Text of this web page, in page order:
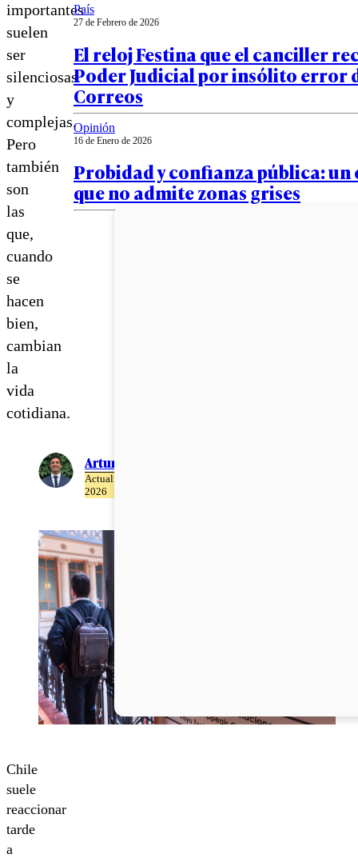
importantes
suelen
ser
silenciosas
y
complejas.
Pero
también
son
las
que,
cuando
se
hacen
bien,
cambian
la
vida
cotidiana.
Arturo Hasbún
Actualizado el 15 de Mayo del
2026
Chile
suele
reaccionar
tarde
a
País
27 de Febrero de 2026
El reloj Festina que el canciller
Poder Judicial por insólito error
Correos
Opinión
16 de Enero de 2026
Probidad y confianza pública: un
que no admite zonas grises